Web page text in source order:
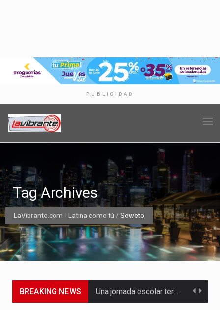
PUBLICIDAD
LaVibrante.com - Latina como tú / Soweto
Tag Archives
BREAKING NEWS Una jornada escolar terminó en tragedia este viernes 7 de…